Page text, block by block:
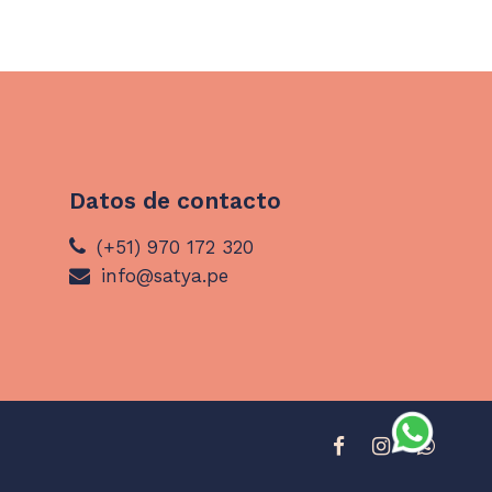
Datos de contacto
(+51) 970 172 320
info@satya.pe